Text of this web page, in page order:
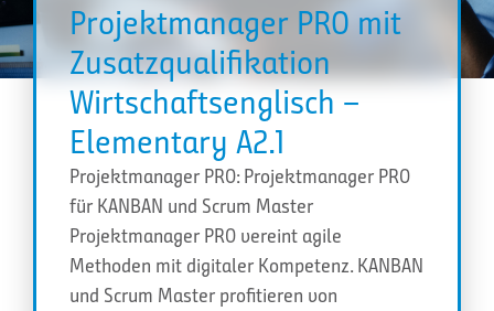
Projektmanager PRO mit
Zusatzqualifikation
Wirtschaftsenglisch –
Elementary A2.1
Projektmanager PRO: Projektmanager PRO
für KANBAN und Scrum Master
Projektmanager PRO vereint agile
Methoden mit digitaler Kompetenz. KANBAN
und Scrum Master profitieren von